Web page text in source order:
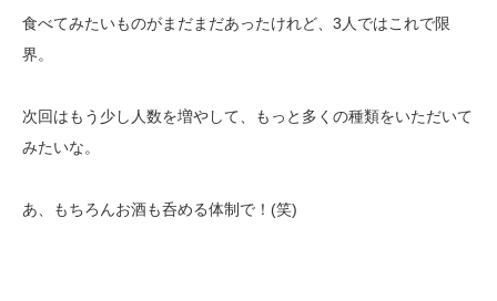
食べてみたいものがまだまだあったけれど、3人ではこれで限
界。
次回はもう少し人数を増やして、もっと多くの種類をいただいて
みたいな。
あ、もちろんお酒も呑める体制で！(笑)